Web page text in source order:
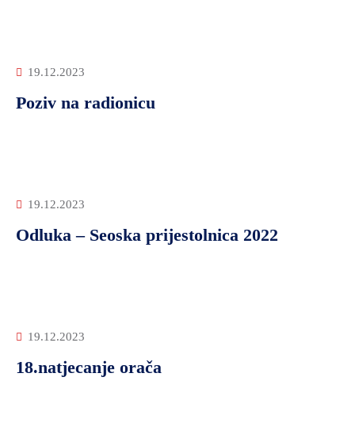
19.12.2023
Poziv na radionicu
19.12.2023
Odluka – Seoska prijestolnica 2022
19.12.2023
18.natjecanje orača